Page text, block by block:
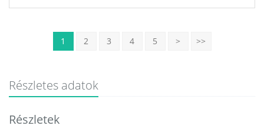
1 2 3 4 5 > >>
Részletes adatok
Részletek